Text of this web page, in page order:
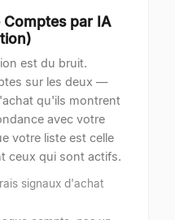
par IA
est du bruit.
sur les deux —
qu'ils montrent
avec votre
votre liste est celle
ceux qui sont actifs.
signaux d'achat